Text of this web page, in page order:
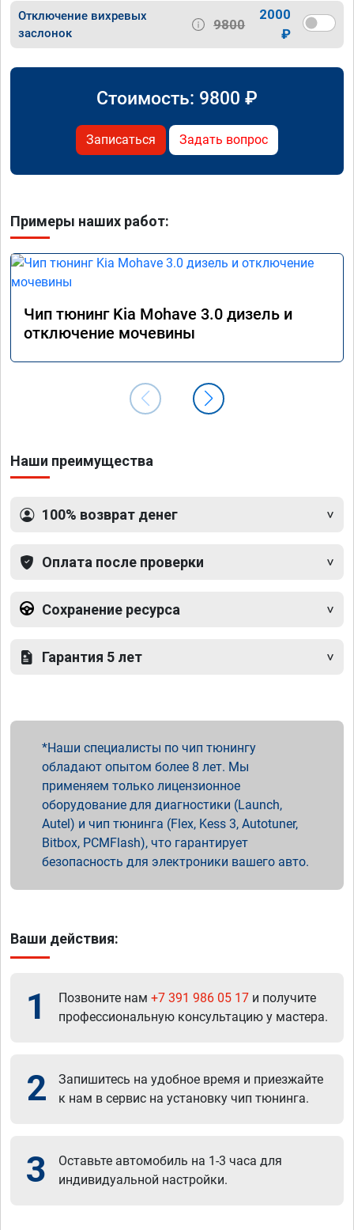
Отключение вихревых
заслонок
9800
2000
₽
Стоимость: 9800 ₽
Записаться Задать вопрос
Примеры наших работ:
Чип тюнинг Kia Mohave 3.0 дизель и
отключение мочевины
Наши преимущества
100% возврат денег
Оплата после проверки
Сохранение ресурса
Гарантия 5 лет
Наши специалисты по чип тюнингу
обладают опытом более 8 лет. Мы
применяем только лицензионное
оборудование для диагностики (Launch,
Autel) и чип тюнинга (Flex, Kess 3, Autotuner,
Bitbox, PCMFlash), что гарантирует
безопасность для электроники вашего авто.
Ваши действия:
1 Позвоните нам +7 391 986 05 17 и получите
профессиональную консультацию у мастера.
2
Запишитесь на удобное время и приезжайте
к нам в сервис на установку чип тюнинга.
3
Оставьте автомобиль на 1-3 часа для
индивидуальной настройки.